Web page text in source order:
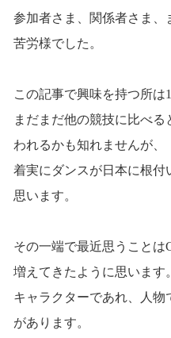
参加者さま、関係者さま、
苦労様でした。
この記事で興味を持つ所は
まだまだ他の競技に比べ
われるかも知れませんが、
着実にダンスが日本に根付
思います。
その一端で最近思うこと
増えてきたように思います。
キャラクターであれ、人物
があります。